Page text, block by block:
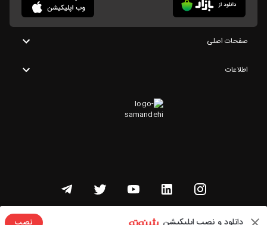
صفحات اصلی
اطلاعات
تمامی حقوق این وبسایت متعلق به شنوتو است